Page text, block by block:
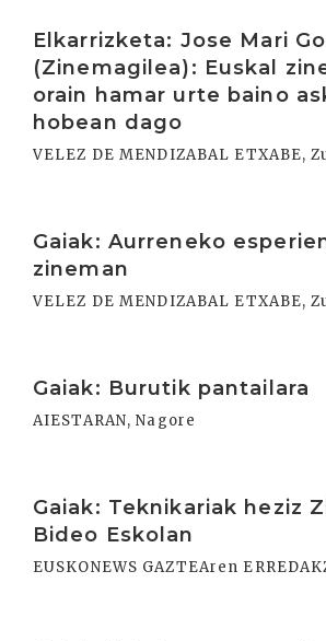
Elkarrizketa: Jose Mari
(Zinemagilea): Euskal
orain hamar urte baino
hobean dago
VELEZ DE MENDIZABAL ETXABE,
Gaiak: Aurreneko
zineman
VELEZ DE MENDIZABAL ETXABE,
Gaiak: Burutik pantailara
AIESTARAN, Nagore
Gaiak: Teknikariak heziz
Bideo Eskolan
EUSKONEWS GAZTEAren